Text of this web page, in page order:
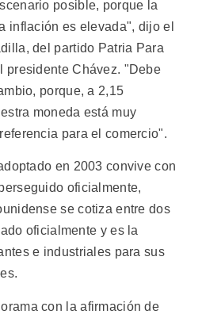
posible, porque la
inflación es elevada", dijo el
del partido Patria Para
presidente Chávez. "Debe
porque, a 2,15
moneda está muy
para el comercio".
en 2003 convive con
oficialmente,
se cotiza entre dos
oficialmente y es la
e industriales para sus
con la afirmación de